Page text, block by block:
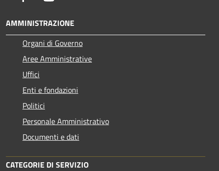
AMMINISTRAZIONE
Organi di Governo
Aree Amministrative
Uffici
Enti e fondazioni
Politici
Personale Amministrativo
Documenti e dati
CATEGORIE DI SERVIZIO